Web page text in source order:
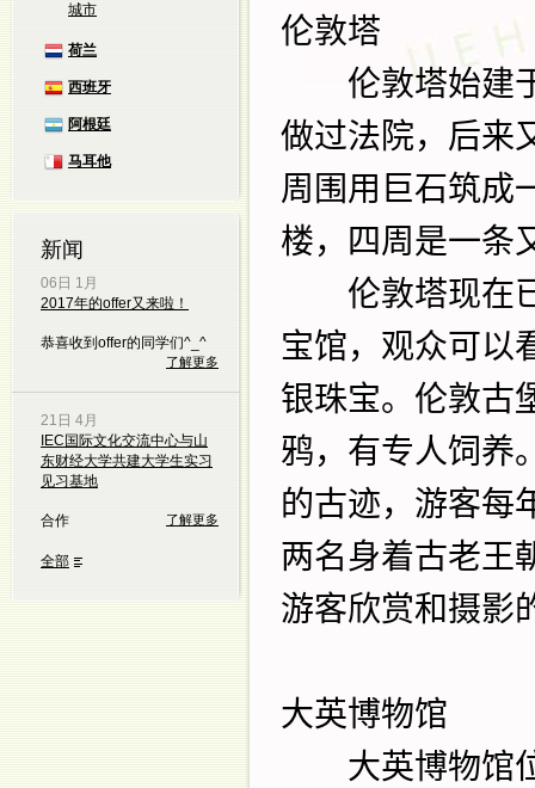
城市
荷兰
西班牙
阿根廷
马耳他
新闻
06日 1月
2017年的offer又来啦！
恭喜收到offer的同学们^_^
了解更多
21日 4月
IEC国际文化交流中心与山
东财经大学共建大学生实习
见习基地
合作 了解更多
全部
伦敦塔
伦敦塔始建
做过法院，后来
周围用巨石筑成
楼，四周是一条
伦敦塔现在已
宝馆，观众可以
银珠宝。伦敦古
鸦，有专人饲养
的古迹，游客每
两名身着古老王
游客欣赏和摄影
大英博物馆
大英博物馆位